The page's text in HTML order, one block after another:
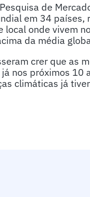
de
em 34
onde vivem
da média
crer que as
nos próximos 10
climáticas já